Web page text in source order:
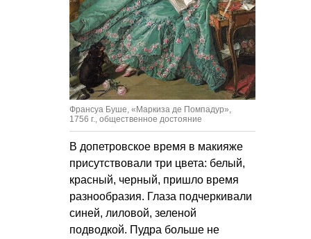
Франсуа Буше, «Маркиза де Помпадур»,
1756 г., общественное достояние
В допетровское время в макияже
присутствовали три цвета: белый,
красный, черный, пришло время
разнообразия. Глаза подчеркивали
синей, лиловой, зеленой
подводкой. Пудра больше не